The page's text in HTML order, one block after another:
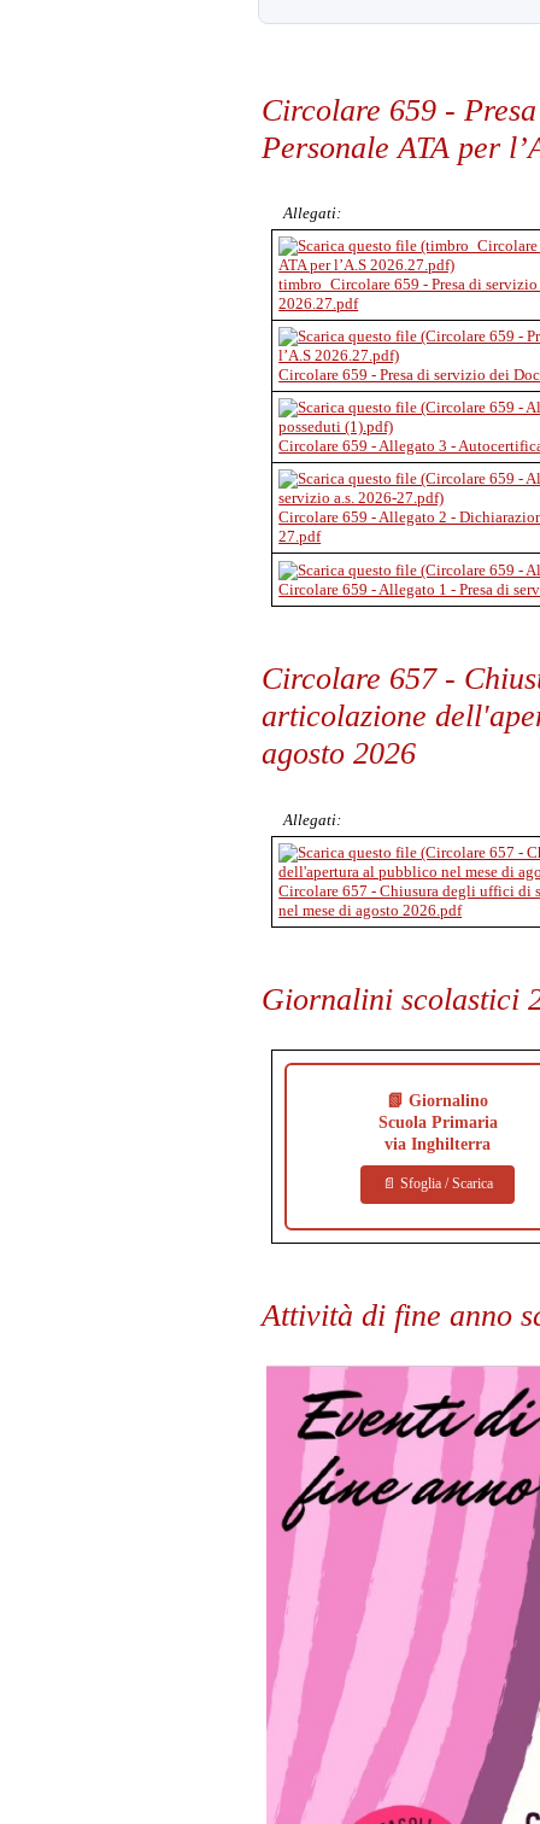
Circolare 659 -
Personale ATA per
Allegati:
timbro_Circolare 659 - Presa di
2026.27.pdf
Circolare 659 - Presa di servizio dei
Circolare 659 - Allegato 3 -
Circolare 659 - Allegato 2 -
27.pdf
Circolare 659 - Allegato 1 - Presa di
Circolare 657 -
articolazione
agosto 2026
Allegati:
Circolare 657 - Chiusura degli uffici di
nel mese di agosto 2026.pdf
Giornalini scolastici
📗 Giornalino
Scuola Primaria
via Inghilterra
📄 Sfoglia / Scarica
Attività di fine anno